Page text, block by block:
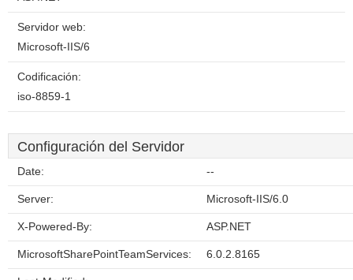
Servidor web:
Microsoft-IIS/6
Codificación:
iso-8859-1
Configuración del Servidor
Date: --
Server: Microsoft-IIS/6.0
X-Powered-By: ASP.NET
MicrosoftSharePointTeamServices: 6.0.2.8165